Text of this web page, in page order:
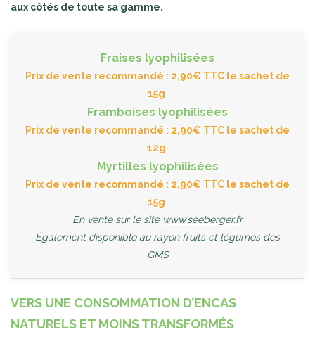
aux côtés de toute sa gamme.
Fraises lyophilisées
Prix de vente recommandé : 2,90€ TTC le sachet de
15g
Framboises lyophilisées
Prix de vente recommandé : 2,90€ TTC le sachet de
12g
Myrtilles lyophilisées
Prix de vente recommandé : 2,90€ TTC le sachet de
15g
En vente sur le site www.seeberger.fr
Également disponible au rayon fruits et légumes des
GMS
VERS UNE CONSOMMATION D’ENCAS
NATURELS ET MOINS TRANSFORMÉS